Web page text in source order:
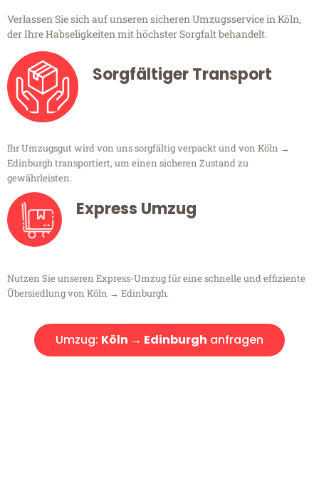
Verlassen Sie sich auf unseren sicheren Umzugsservice in Köln,
der Ihre Habseligkeiten mit höchster Sorgfalt behandelt.
Sorgfältiger Transport
Ihr Umzugsgut wird von uns sorgfältig verpackt und von Köln →
Edinburgh transportiert, um einen sicheren Zustand zu
gewährleisten.
Express Umzug
Nutzen Sie unseren Express-Umzug für eine schnelle und effiziente
Übersiedlung von Köln → Edinburgh.
Umzug: Köln → Edinburgh anfragen